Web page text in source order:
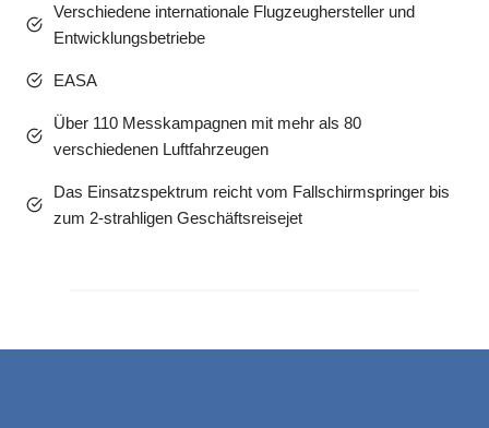
Verschiedene internationale Flugzeughersteller und
Entwicklungsbetriebe
EASA
Über 110 Messkampagnen mit mehr als 80
verschiedenen Luftfahrzeugen
Das Einsatzspektrum reicht vom Fallschirmspringer bis
zum 2-strahligen Geschäftsreisejet